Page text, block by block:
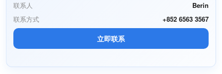
联系人
Berin
联系方式
+852 6563 3567
立即联系